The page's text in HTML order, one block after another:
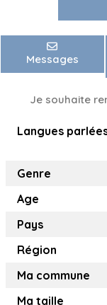
Messages
Je souhaite
Langues
Genre
Age
Pays
Région
Ma commune
Ma taille